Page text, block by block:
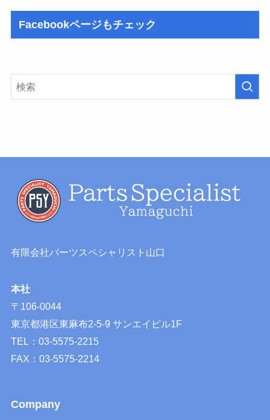
Facebookページもチェック
有限会社パーツスペシャリスト山口
本社
〒106-0044
東京都港区東麻布2-5-9 サンエイビル1F
TEL：03-5575-2215
FAX：03-5575-2214
Company